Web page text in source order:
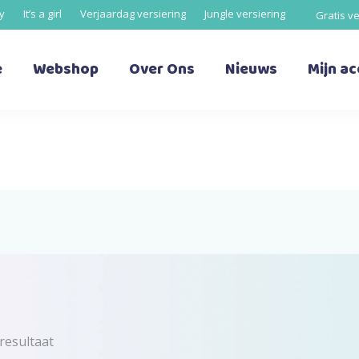
It’s a girl Verjaardag versiering Jungle versiering Gratis
Webshop Over Ons Nieuws Mijn